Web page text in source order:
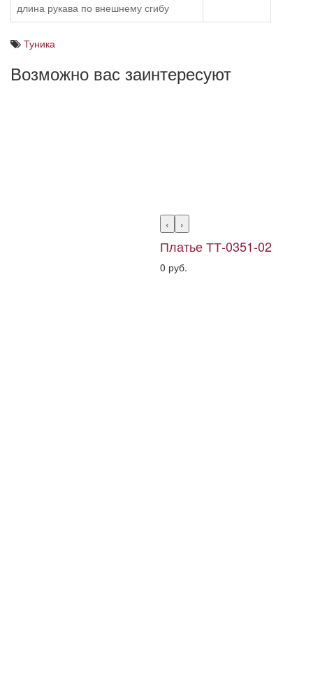
длина рукава по внешнему сгибу
Туника
Возможно вас заинтересуют
‹ ›
Платье ТТ-0351-02
0 руб.